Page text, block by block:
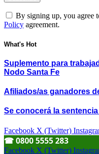
By signing up, you agree
Policy agreement.
What's Hot
Suplemento para
Nodo Santa Fe
Afiliados/as ganadores
Se conocerá la sentencia
Facebook X (Twitter)
☎︎ 0800 5555 283
Facebook X (Twitter)